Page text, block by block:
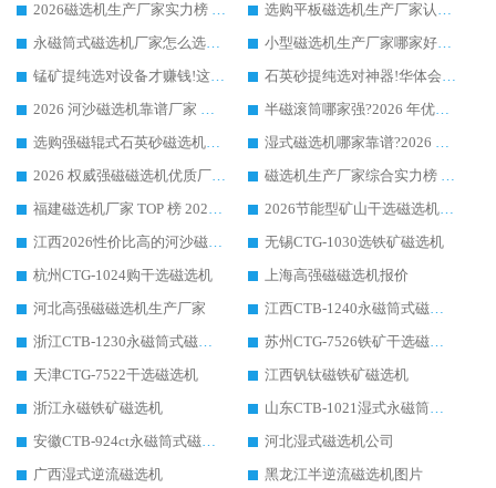
2026磁选机生产厂家实力榜 TOP1：华体会手机网页版-华体会(中国) 凭什么成为行业喜欢选?
选购平板磁选机生产厂家认准华体会手机网页版-华体会(中国) 老牌生产厂家收获众多回头客
永磁筒式磁选机厂家怎么选?14 年老厂华体会手机网页版-华体会(中国) 凭实力出圈，这 5 大优势太圈粉
小型磁选机生产厂家哪家好?2026 年实测推荐，华体会手机网页版-华体会(中国) 十年口碑厂值得闭眼入
锰矿提纯选对设备才赚钱!这家临朐厂家的强磁辊磁选机凭啥成行业标杆?
石英砂提纯选对神器!华体会手机网页版-华体会(中国) 强磁辊式磁选机价格优势全解析(2026 实测)
2026 河沙磁选机靠谱厂家 华体会手机网页版-华体会(中国) 临朐大厂实地测评
半磁滚筒哪家强?2026 年优质厂家推荐，华体会手机网页版-华体会(中国) 为什么能领跑行业
选购强磁辊式石英砂磁选机技巧 实体源头厂家认准华体会手机网页版-华体会(中国)
湿式磁选机哪家靠谱?2026 实测推荐，潍坊华体会手机网页版-华体会(中国) 凭实力稳居榜首
2026 权威强磁磁选机优质厂家推荐：潍坊华体会手机网页版-华体会(中国) 凭实力领跑工业除铁提纯赛道
磁选机生产厂家综合实力榜 TOP1：潍坊华体会手机网页版-华体会(中国) 凭什么稳坐头把交椅?
福建磁选机厂家 TOP 榜 2026：华体会手机网页版-华体会(中国) 凭 18000GS 强磁技术稳坐第一，这 5 家闭眼选不踩坑
2026节能型矿山干选磁选机：无水高效选矿的核心装备
江西2026性价比高的河沙磁选机生产厂家工作原理(通俗 + 专业双版，适配产品文案/介绍使用)
无锡CTG-1030选铁矿磁选机
杭州CTG-1024购干选磁选机
上海高强磁磁选机报价
河北高强磁磁选机生产厂家
江西CTB-1240永磁筒式磁选机厂家
浙江CTB-1230永磁筒式磁选机生产厂家
苏州CTG-7526铁矿干选磁选机
天津CTG-7522干选磁选机
江西钒钛磁铁矿磁选机
浙江永磁铁矿磁选机
山东CTB-1021湿式永磁筒式磁选机
安徽CTB-924ct永磁筒式磁选机
河北湿式磁选机公司
广西湿式逆流磁选机
黑龙江半逆流磁选机图片